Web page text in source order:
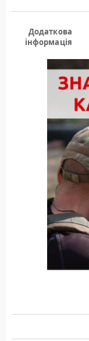
Додаткова
інформація